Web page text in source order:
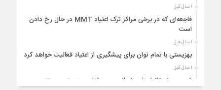
1 سال قبل
فاجعه‌ای که در برخی مراکز ترک اعتیاد MMT در حال رخ دادن
است
1 سال قبل
بهزیستی با تمام توان برای پیشگیری از اعتیاد فعالیت خواهد کرد
1 سال قبل
۸ درصد از خانوارهای زنجانی زیر پوشش بهزیستی هستند